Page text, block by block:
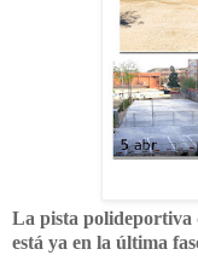
La pista polideportiva
está ya en la última